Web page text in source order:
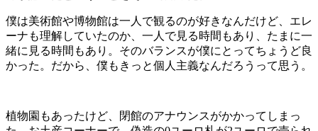
僕は美術館や博物館は一人で観るのが好きなんだけど、エレ
ーナも理解していたのか、一人で見る時間もあり、たまに一
緒に見る時間もあり。そのバランスが僕にとってちょうど良
かった。だから、僕もきっと個人主義なんだろうって思う。
植物園もあったけど、閉館のアナウンスがかかってしまっ